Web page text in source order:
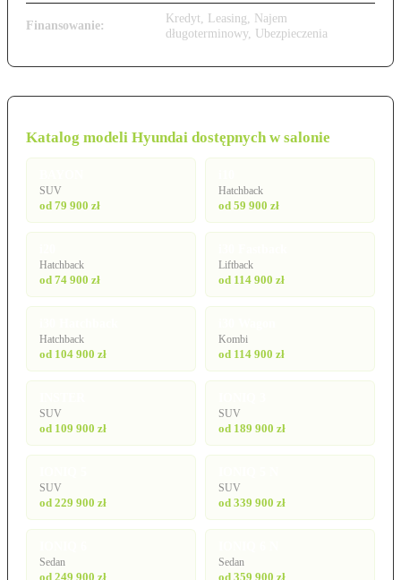
Finansowanie:
Kredyt, Leasing, Najem
długoterminowy, Ubezpieczenia
Katalog modeli Hyundai dostępnych w salonie
SUV
od 79 900 zł
Hatchback
od 59 900 zł
Hatchback
od 74 900 zł
Liftback
od 114 900 zł
Hatchback
od 104 900 zł
Kombi
od 114 900 zł
SUV
od 109 900 zł
SUV
od 189 900 zł
SUV
od 229 900 zł
SUV
od 339 900 zł
Sedan
od 249 900 zł
Sedan
od 359 900 zł